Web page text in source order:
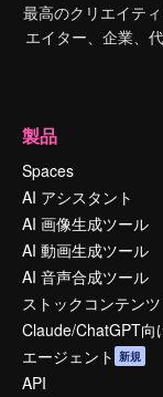
最高のクリエイテ
エイター、企業、
製品
Spaces
AI アシスタント
AI 画像生成ツール
AI 動画生成ツール
AI 音声合成ツール
ストックコンテンツ
Claude/ChatGPT向
エージェント 新規
API